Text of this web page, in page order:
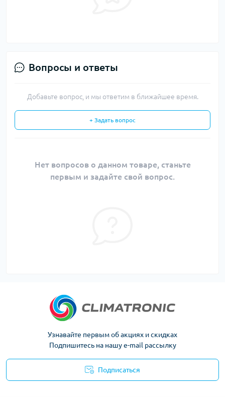
Вопросы и ответы
Добавьте вопрос, и мы ответим в ближайшее время.
+ Задать вопрос
Нет вопросов о данном товаре, станьте
первым и задайте свой вопрос.
Узнавайте первым об акциях и скидках
Подпишитесь на нашу e-mail рассылку
Подписаться